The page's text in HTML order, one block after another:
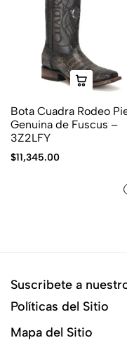
Bota Cuadra Rodeo
Genuina de Fuscus –
3Z2LFY
$11,345.00
Suscribete a
Políticas del Sitio
Mapa del Sitio